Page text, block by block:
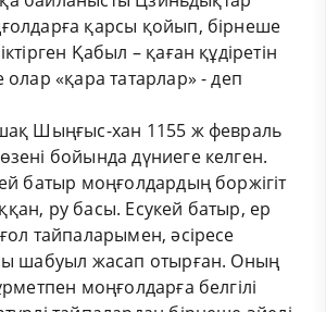
қарсы қойып, бірнеше
Қабыл – қаған құдіретін
«қара татарлар» - деп
Шыңғыс-хан 1155 ж февраль
бойында дүниеге келген.
батыр моңғолдардың боржігіт
ру басы. Есукей батыр, ер
тайпаларымен, әсіресе
шабуыл жасап отырған. Оның
моңғолдарға белгілі